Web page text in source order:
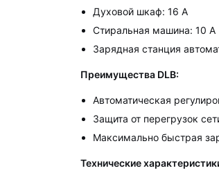
Духовой шкаф: 16 А
Стиральная машина: 10 А
Зарядная станция
Преимущества DLB:
Автоматическая
Защита от перегрузок
Максимально быстрая
Технические